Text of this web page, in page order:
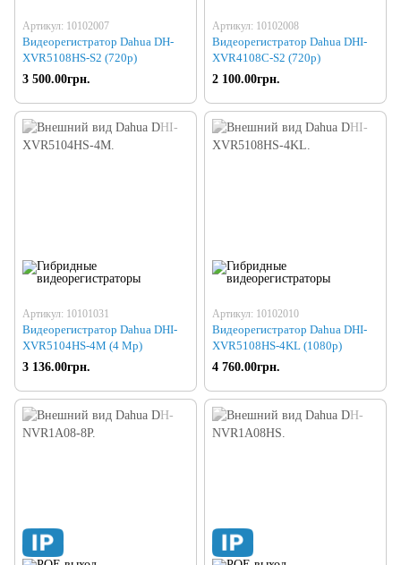
Артикул: 10102007
Видеорегистратор Dahua DH-
XVR5108HS-S2 (720p)
3 500.00грн.
Артикул: 10102008
Видеорегистратор Dahua DHI-
XVR4108C-S2 (720р)
2 100.00грн.
Артикул: 10101031
Видеорегистратор Dahua DHI-
XVR5104HS-4M (4 Mp)
3 136.00грн.
Артикул: 10102010
Видеорегистратор Dahua DHI-
XVR5108HS-4KL (1080p)
4 760.00грн.